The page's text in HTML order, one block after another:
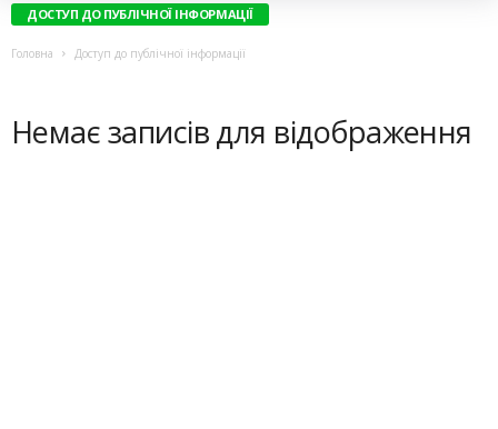
ДОСТУП ДО ПУБЛІЧНОЇ ІНФОРМАЦІЇ
Головна Доступ до публічної інформації
Немає записів для відображення